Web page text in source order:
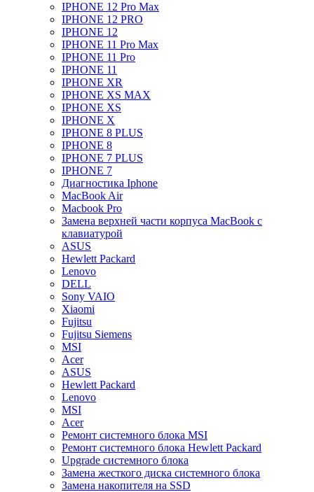
IPHONE 12 Pro Max
IPHONE 12 PRO
IPHONE 12
IPHONE 11 Pro Max
IPHONE 11 Pro
IPHONE 11
IPHONE XR
IPHONE XS MAX
IPHONE XS
IPHONE X
IPHONE 8 PLUS
IPHONE 8
IPHONE 7 PLUS
IPHONE 7
Диагностика Iphone
MacBook Air
Macbook Pro
Замена верхней части корпуса MacBook с
клавиатурой
ASUS
Hewlett Packard
Lenovo
DELL
Sony VAIO
Xiaomi
Fujitsu
Fujitsu Siemens
MSI
Acer
ASUS
Hewlett Packard
Lenovo
MSI
Acer
Ремонт системного блока MSI
Ремонт системного блока Hewlett Packard
Upgrade системного блока
Замена жесткого диска системного блока
Замена накопителя на SSD